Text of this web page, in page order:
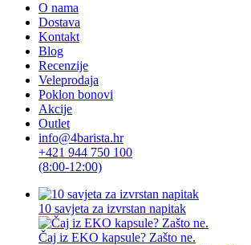
O nama
Dostava
Kontakt
Blog
Recenzije
Veleprodaja
Poklon bonovi
Akcije
Outlet
info@4barista.hr
+421 944 750 100
(8:00-12:00)
10 savjeta za izvrstan napitak
Čaj iz EKO kapsule? Zašto ne.